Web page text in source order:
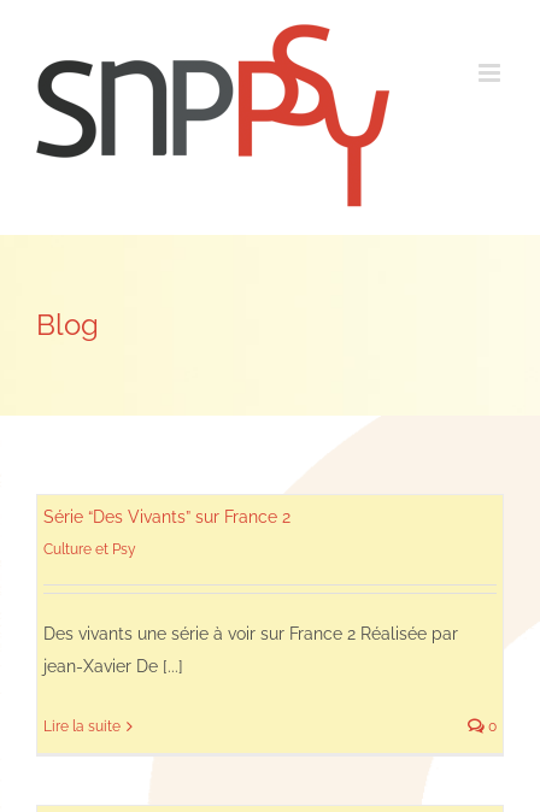
contenu
Blog
Série “Des Vivants” sur France 2
Culture et Psy
Des vivants une série à voir sur France 2 Réalisée par
jean-Xavier De [...]
Lire la suite 0